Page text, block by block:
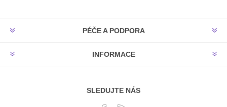
PÉČE A PODPORA
INFORMACE
SLEDUJTE NÁS